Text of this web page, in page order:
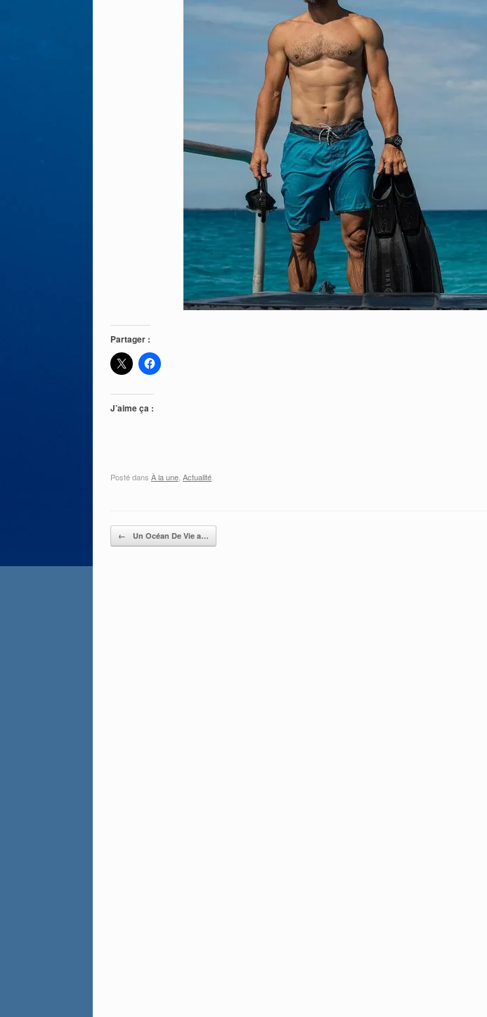
Partager :
J’aime ça :
Posté dans À la une, Actualité.
Post navigation
← Un Océan De Vie a…